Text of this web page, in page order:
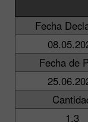
Fecha
Fecha de
1.3